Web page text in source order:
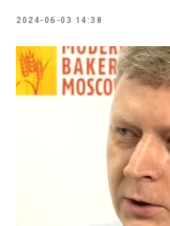
2024-06-03 14:38